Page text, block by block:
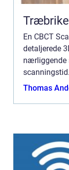
En CBCT
detaljerede
nærliggende
Thomas